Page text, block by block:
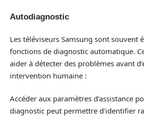
Autodiagnostic
Les téléviseurs Samsung sont souvent
fonctions de diagnostic automatique.
aider à détecter des problèmes avant
intervention humaine :
Accéder aux paramètres d’assistance
diagnostic peut permettre d’identifier